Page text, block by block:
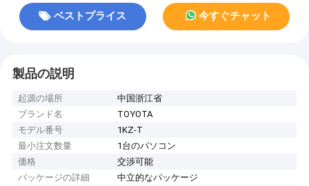
ベストプライス 今すぐチャット
製品の説明
起源の場所
中国浙江省
ブランド名
TOYOTA
モデル番号
1KZ-T
最小注文数量
1台のパソコン
価格
交渉可能
パッケージの詳細
中立的なパッケージ